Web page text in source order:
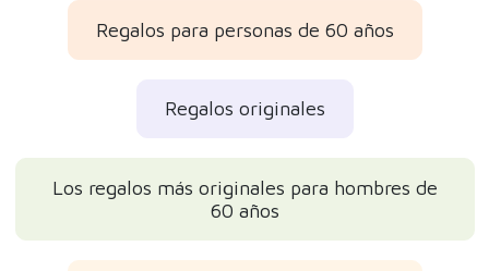
Regalos para personas de 60 años
Regalos originales
Los regalos más originales para hombres de
60 años